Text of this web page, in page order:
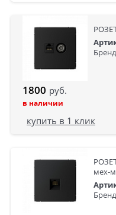
1800 руб.
в наличии
купить в 1 клик
мех-